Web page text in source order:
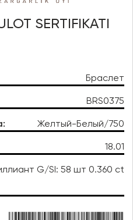
SERTIFIKATI
Браслет
BRS0375
: Желтый-Белый/750
18.01
G/SI: 58 шт 0.360 ct